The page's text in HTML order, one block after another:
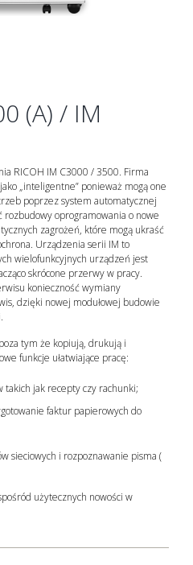
(A) / IM
RICOH IM C3000 / 3500. Firma
„inteligentne” ponieważ mogą one
poprzez system automatycznej
oprogramowania o nowe
zagrożeń, które mogą ukraść
Urządzenia serii IM to
wielofunkcyjnych urządzeń jest
skrócone przerwy w pracy.
konieczność wymiany
dzięki nowej modułowej budowie
tym że kopiują, drukują i
funkcje ułatwiające pracę:
takich jak recepty czy rachunki;
faktur papierowych do
sieciowych i rozpoznawanie pisma (
użytecznych nowości w